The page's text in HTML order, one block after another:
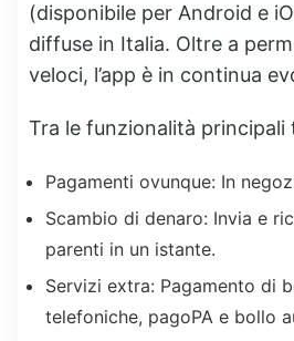
(disponibile per Android e
diffuse in Italia. Oltre a
veloci, l’app è in continua
Tra le funzionalità principali
Pagamenti ovunque: In
Scambio di denaro: Invia e
parenti in un istante.
Servizi extra: Pagamento di
telefoniche, pagoPA e bollo